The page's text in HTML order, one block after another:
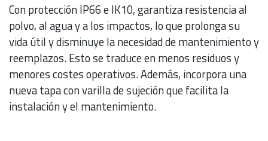
Con protección IP66 e IK10, garantiza resistencia al
polvo, al agua y a los impactos, lo que prolonga su
vida útil y disminuye la necesidad de mantenimiento y
reemplazos. Esto se traduce en menos residuos y
menores costes operativos. Además, incorpora una
nueva tapa con varilla de sujeción que facilita la
instalación y el mantenimiento.